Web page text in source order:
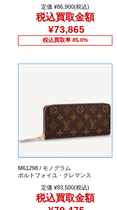
定価 ¥86,900(税込)
税込買取金額
¥73,865
税込買取率 85.0%
M61298 / モノグラム
ポルトフォイユ・クレマンス
定価 ¥93,500(税込)
税込買取金額